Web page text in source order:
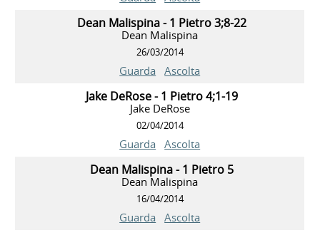
Dean Malispina - 1 Pietro 3;8-22
Dean Malispina
26/03/2014
Guarda Ascolta
Jake DeRose - 1 Pietro 4;1-19
Jake DeRose
02/04/2014
Guarda Ascolta
Dean Malispina - 1 Pietro 5
Dean Malispina
16/04/2014
Guarda Ascolta